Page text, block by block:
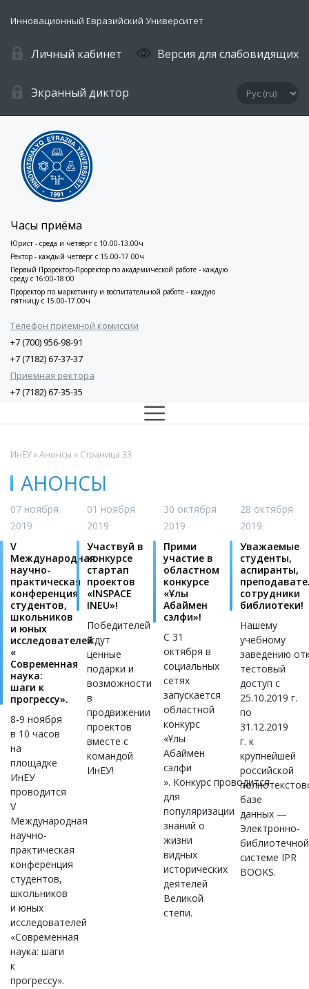
Инновационный Евразийский Университет
Личный кабинет Версия для слабовидящих
Экранный диктор
Часы приёма
Юрист - среда и четверг с 10.00-13.00ч
Ректор - каждый четверг с 15.00-17.00ч
Первый Проректор-Проректор по академической работе - каждую
среду с 16:00-18:00
Проректор по маркетингу и воспитательной работе - каждую
пятницу с 15.00-17.00ч
Телефон приемной комиссии
+7 (700) 956-98-91
+7 (7182) 67-37-37
Приемная ректора
+7 (7182) 67-35-35
ИнЕУ»Анонсы » Страница 33
АНОНСЫ
07 ноября
2019
V
Международная
научно-
практическая
конференция
студентов,
школьников
и юных
исследователей
«
Современная
наука:
шаги к
прогрессу».
8-9 ноября
в 10 часов
на
площадке
ИнЕУ
проводится
V
Международная
научно-
практическая
конференция
студентов,
школьников
и юных
исследователей
«Современная
наука: шаги
к
прогрессу».
01 ноября
2019
Участвуй в
конкурсе
стартап
проектов
«INSPACE
INEU»!
Победителей
ждут
ценные
подарки и
возможности
в
продвижении
проектов
вместе с
командой
ИнЕУ!
30 октября
2019
Прими
участие в
областном
конкурсе
«Ұлы
Абаймен
сэлфи»!
С 31
октября в
социальных
сетях
запускается
областной
конкурс
«Ұлы
Абаймен
сэлфи
». Конкурс проводится
для
популяризации
знаний о
жизни
видных
исторических
деятелей
Великой
степи.
28 октября
2019
Уважаемые
студенты,
аспиранты,
сотрудники
библиотеки!
Нашему
учебному
заведению
тестовый
доступ c
25.10.2019 г.
по
31.12.2019
г. к
крупнейшей
российской
базе
данных —
Электронно-
библиотечной
системе IPR
BOOKS.